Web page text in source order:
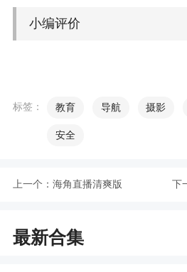
小编评价
1、软件能够帮助微商
来，可以帮助你提升产品的曝
还有专业的客户24小时为你在
畅，是一款微商推广拓展人脉
3、轻松获取你想要的人
标签： 教育 导航 摄影
安全
上一个： 海角直播清爽版 下
最新合集